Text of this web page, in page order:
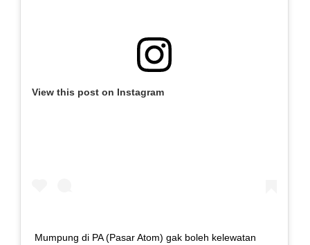
View this post on Instagram
Mumpung di PA (Pasar Atom) gak boleh kelewatan